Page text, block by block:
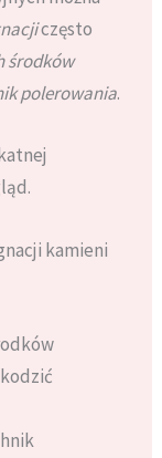
często
środków
polerowania.
kamieni